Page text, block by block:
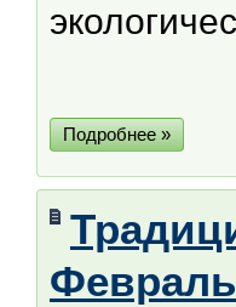
Подробнее »